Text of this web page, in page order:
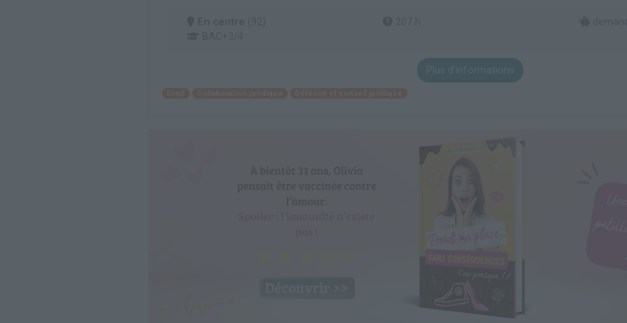
Plus d'informations